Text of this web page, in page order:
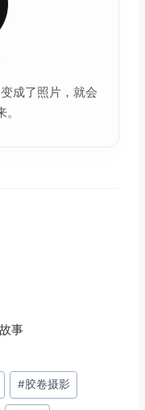
成了照片，就会
事
#胶卷摄影